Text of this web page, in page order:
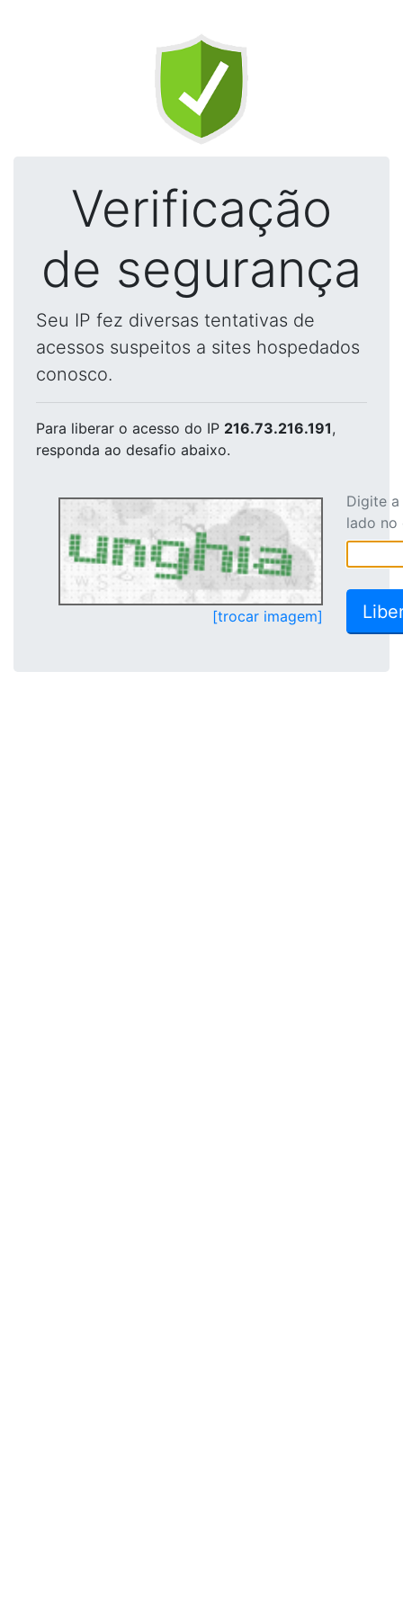
Verificação
de segurança
Seu IP fez diversas tentativas de
acessos suspeitos a sites hospedados
conosco.
Para liberar o acesso do IP 216.73.216.191,
responda ao desafio abaixo.
[trocar imagem]
Digite
lado no